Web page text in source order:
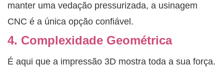
manter uma vedação pressurizada, a usinagem
CNC é a única opção confiável.
4. Complexidade Geométrica
É aqui que a impressão 3D mostra toda a sua força.